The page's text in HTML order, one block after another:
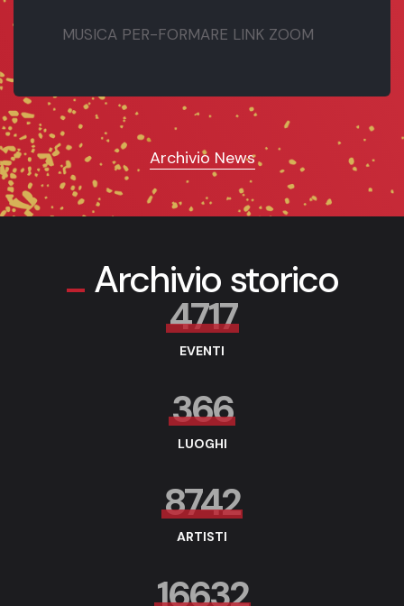
MUSICA PER-FORMARE LINK ZOOM
Archivio News
Archivio storico
4717
EVENTI
366
LUOGHI
8742
ARTISTI
16632